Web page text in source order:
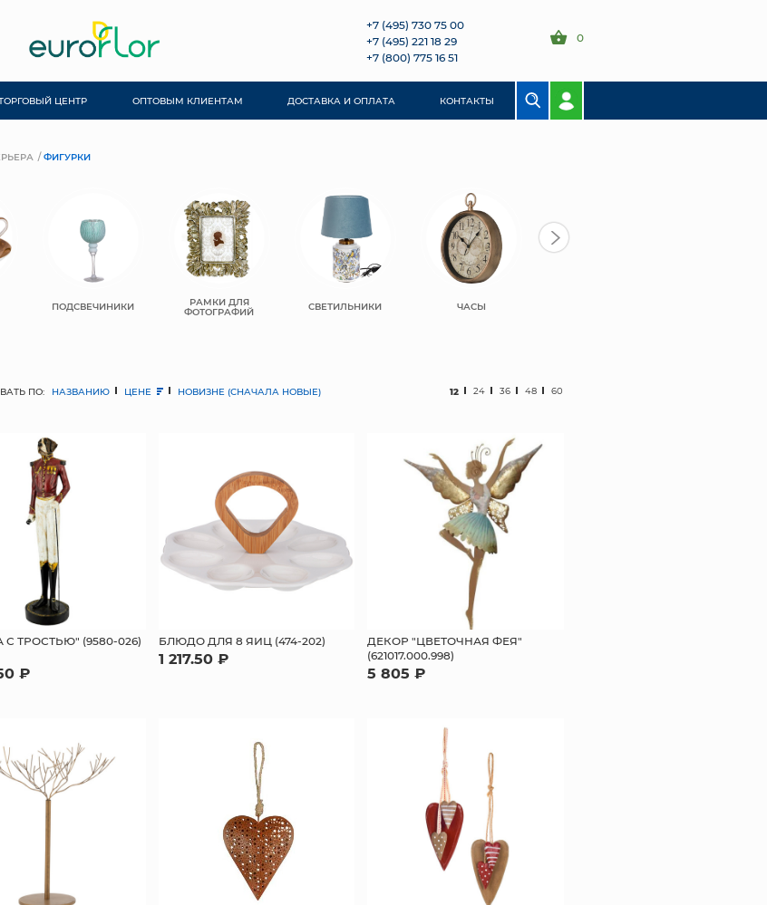
+7 (495) 730 75 00
+7 (495) 221 18 29
+7 (800) 775 16 51
0
ЦЕНТР ОПТОВЫМ КЛИЕНТАМ ДОСТАВКА И ОПЛАТА КОНТАКТЫ
ФИГУРКИ
ПОДСВЕЧИНИКИ РАМКИ ДЛЯ
ФОТОГРАФИЙ СВЕТИЛЬНИКИ ЧАСЫ
ПО: НАЗВАНИЮ ЦЕНЕ НОВИЗНЕ (СНАЧАЛА НОВЫЕ) 12 24 36 48 60
ТРОСТЬЮ" (9580-026)
₽
БЛЮДО ДЛЯ 8 ЯИЦ (474-202)
1 217.50 ₽
ДЕКОР "ЦВЕТОЧНАЯ ФЕЯ"
(621017.000.998)
5 805 ₽